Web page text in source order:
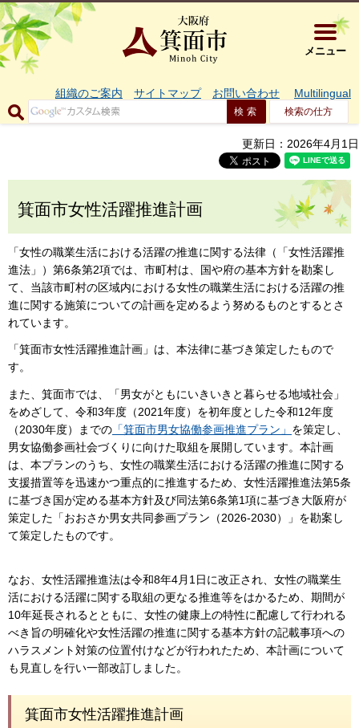
大阪府箕
メニュー
組織のご案内 サイトマップ お問い合わせ Multilingual
検索の仕方
更新日：2026年4月1日
箕面市女性活躍推進計画
「女性の職業生活における活躍の推進に関する法律（「女性活躍推
進法」）第6条第2項では、市町村は、国や府の基本方針を勘案し
て、当該市町村の区域内における女性の職業生活における活躍の推
進に関する施策についての計画を定めるよう努めるものとするとさ
れています。
「箕面市女性活躍推進計画」は、本法律に基づき策定したもので
す。
また、箕面市では、「男女がともにいきいきと暮らせる地域社会」
をめざして、令和3年度（2021年度）を初年度とした令和12年度
（2030年度）までの 「箕面市男女協働参画推進プラン」 を策定し、
男女協働参画社会づくりに向けた取組を展開しています。本計画
は、本プランのうち、女性の職業生活における活躍の推進に関する
支援措置等を迅速かつ重点的に推進するため、女性活躍推進法第5条
に基づき国が定める基本方針及び同法第6条第1項に基づき大阪府が
策定した「おおさか男女共同参画プラン（2026-2030）」を勘案し
て策定したものです。
なお、女性活躍推進法は令和8年4月1日に改正され、女性の職業生
活における活躍に関する取組の更なる推進等をはかるため、期間が
10年延長されるとともに、女性の健康上の特性に配慮して行われる
べき旨の明確化や女性活躍の推進に関する基本方針の記載事項への
ハラスメント対策の位置付けなどが行われたため、本計画について
も見直しを行い一部改訂しました。
箕面市女性活躍推進計画